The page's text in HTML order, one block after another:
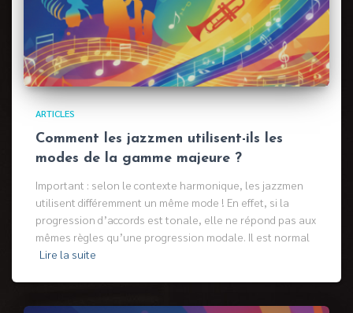
ARTICLES
Comment les jazzmen utilisent-ils les
modes de la gamme majeure ?
Important : selon le contexte harmonique, les jazzmen
utilisent différemment un même mode ! En effet, si la
progression d’accords est tonale, elle ne répond pas aux
mêmes règles qu’une progression modale. Il est normal
Lire la suite